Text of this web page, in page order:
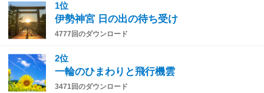
1位
伊勢神宮 日の出の待ち受け
4777回のダウンロード
2位
一輪のひまわりと飛行機雲
3471回のダウンロード